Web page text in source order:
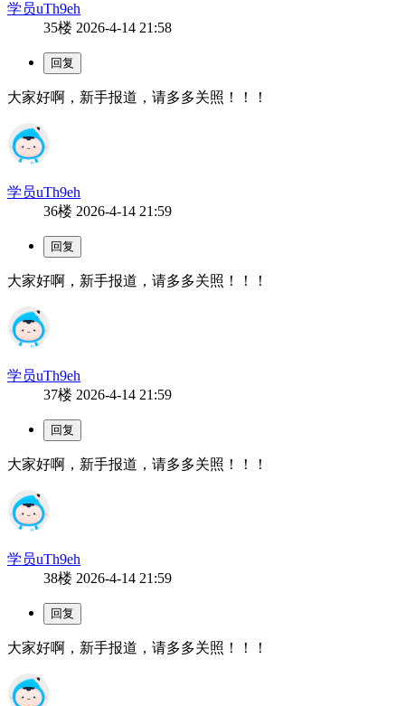
学员uTh9eh
35楼 2026-4-14 21:58
大家好啊，新手报道，请多多关照！！！
学员uTh9eh
36楼 2026-4-14 21:59
大家好啊，新手报道，请多多关照！！！
学员uTh9eh
37楼 2026-4-14 21:59
大家好啊，新手报道，请多多关照！！！
学员uTh9eh
38楼 2026-4-14 21:59
大家好啊，新手报道，请多多关照！！！